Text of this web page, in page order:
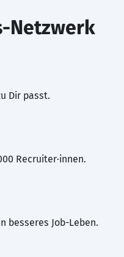
Netzwerk
Dir passt.
Recruiter·innen.
besseres Job-Leben.